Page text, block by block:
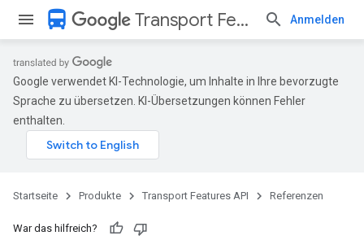
directions_bus Transport Features API Anmelden
Google verwendet KI-Technologie, um Inhalte in Ihre bevorzugte
Sprache zu übersetzen. KI-Übersetzungen können Fehler
enthalten.
Startseite Produkte Transport Features API Referenzen
War das hilfreich?